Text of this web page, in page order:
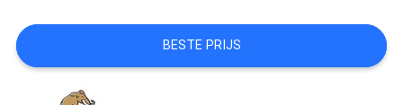
BESTE PRIJS